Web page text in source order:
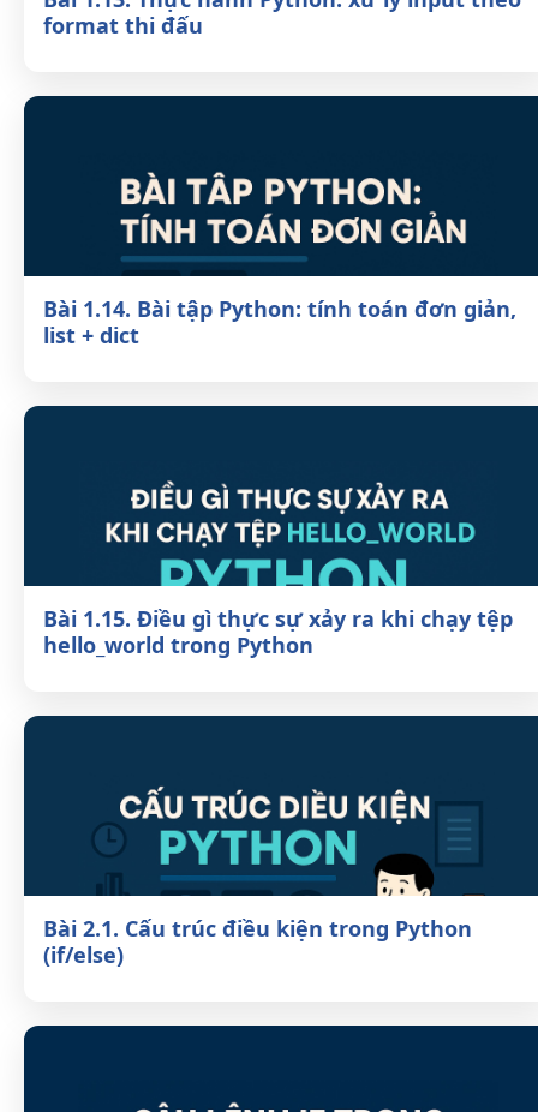
theo format thi đấu
Bài 1.14. Bài tập Python: tính toán đơn
giản, list + dict
Bài 1.15. Điều gì thực sự xảy ra khi chạy
tệp hello_world trong Python
Bài 2.1. Cấu trúc điều kiện trong Python
(if/else)